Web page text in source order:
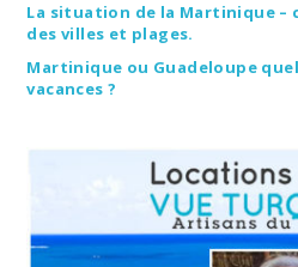
La situation de la Martinique –
des villes et plages.
Martinique ou Guadeloupe
vacances ?